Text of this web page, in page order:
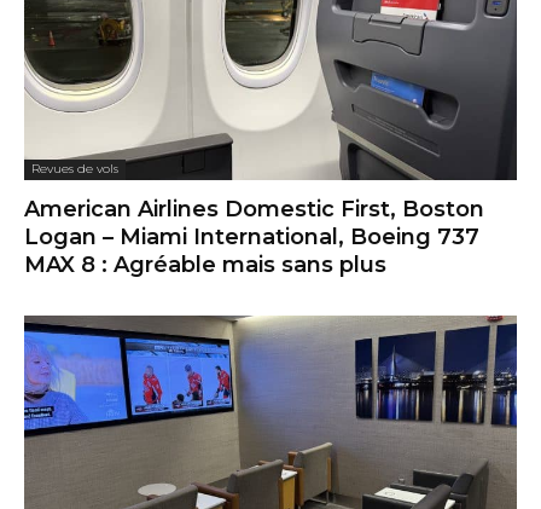
Revues de vols
American Airlines Domestic First, Boston
Logan – Miami International, Boeing 737
MAX 8 : Agréable mais sans plus